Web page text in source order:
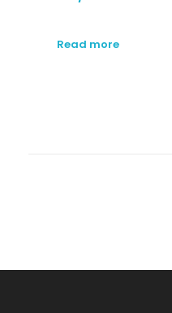
Read more